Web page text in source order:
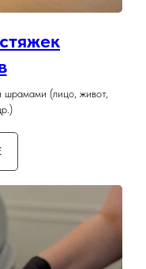
шрамами (лицо, живот,